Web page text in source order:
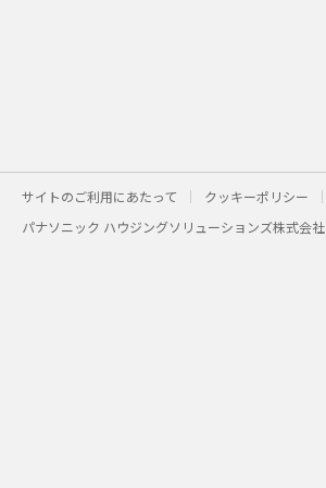
サイトのご利用にあたって クッキーポリシー
パナソニック ハウジングソリューションズ株式会社